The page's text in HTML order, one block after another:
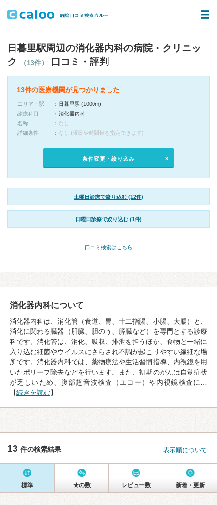
日暮里駅周辺の消化器内科の病院・クリニッ
ク
（13件） 口コミ・評判
13件の医療機関が見つかりました
エリア・駅
日暮里駅 (1000m)
診療科目
消化器内科
名称
なし
詳細条件
なし (曜日や時間帯を指定できます)
条件変更・絞り込み
土曜日診療で絞り込む (12件)
日曜日診療で絞り込む (1件)
口コミ検索はこちら
消化器内科について
消化器内科は、消化管（食道、胃、十二指腸、小腸、大腸）と、
消化に関わる臓器（肝臓、胆のう、膵臓など）を専門とする診療
科です。消化管は、消化、吸収、排泄を担うほか、食物と一緒に
入り込む細菌やウイルスにさらされ不調が起こりやすい繊細な場
所です。消化器内科では、薬物療法や生活習慣指導、内視鏡を用
いたポリープ除去などを行います。また、初期のがんは自覚症状
が乏しいため、腹部超音波検査（エコー）や内視鏡検査に…
【続きを読む】
13 件の検索結果 表示順について
標準 ★の数 レビュー数 新着・更新